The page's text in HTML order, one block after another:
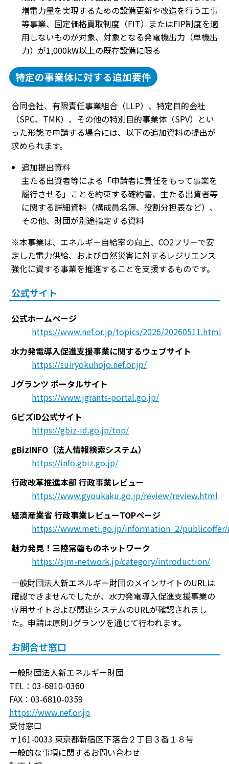
増電力量を実現するための設備更新や改造を行う工事
等事業、固定価格買取制度（FIT）またはFIP制度を適
用しないものが対象、対象となる発電機出力（単機出
力）が1,000kW以上の既存設備に限る
特定の事業体に対する追加要件
合同会社、有限責任事業組合（LLP）、特定目的会社
（SPC、TMK）、その他の特別目的事業体（SPV）とい
った形態で申請する場合には、以下の追加資料の提出が
求められます。
追加提出資料
主たる出資者等による「申請者に責任をもって事業を
履行させる」ことを約束する確約書、主たる出資者等
に関する詳細資料（構成員名簿、役割分担表など）、
その他、財団が別途指定する資料
※本事業は、エネルギー自給率の向上、CO2フリーで安
定した電力供給、および自然災害に対するレジリエンス
強化に資する事業を推進することを支援するものです。
公式サイト
公式ホームページ
https://www.nef.or.jp/topics/2026/20260511.html
水力発電導入促進支援事業に関するウェブサイト
https://suiryokuhojo.nef.or.jp/
Jグランツ ポータルサイト
https://www.jgrants-portal.go.jp/
GビズID公式サイト
https://gbiz-id.go.jp/top/
gBizINFO（法人情報検索システム）
https://info.gbiz.go.jp/
行政改革推進本部 行政事業レビュー
https://www.gyoukaku.go.jp/review/review.html
経済産業省 行政事業レビューTOPページ
https://www.meti.go.jp/information_2/
魅力発見！三陸常磐ものネットワーク
https://sjm-network.jp/category/introduction/
一般財団法人新エネルギー財団のメインサイトのURLは
確認できませんでしたが、水力発電導入促進支援事業の
専用サイトおよび関連システムのURLが確認されまし
た。申請は原則Jグランツを通じて行われます。
お問合せ窓口
一般財団法人新エネルギー財団
TEL：03-6810-0360
FAX：03-6810-0359
https://www.nef.or.jp
受付窓口
〒161-0033 東京都新宿区下落合２丁目３番１８号
一般的な事項に関するお問い合わせ